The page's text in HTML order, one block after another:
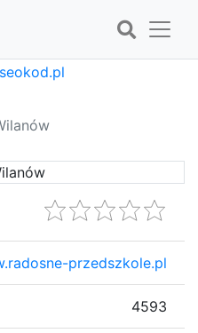
przedszkole.pl
4593